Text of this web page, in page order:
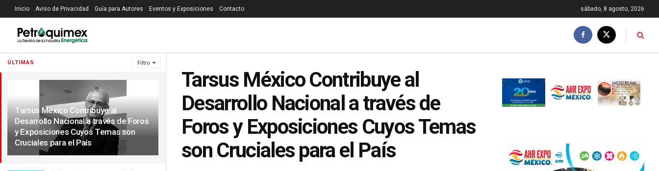
ÚLTIMAS Filtro
Tarsus México Contribuye al
Desarrollo Nacional a través de Foros
y Exposiciones Cuyos Temas son
Cruciales para el País
Inicio Aviso de Privacidad Guía para Autores Eventos y Exposiciones Contacto sábado, 8 agosto, 2026
Tarsus México Contribuye al
Desarrollo Nacional a través de
Foros y Exposiciones Cuyos Temas
son Cruciales para el País